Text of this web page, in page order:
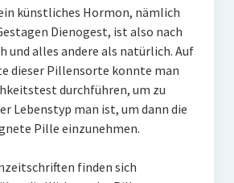
künstliches Hormon, nämlich
Dienogest, ist also nach
und alles andere als natürlich. Auf
dieser Pillensorte konnte man
durchführen, um zu
Lebenstyp man ist, um dann die
Pille einzunehmen.
finden sich